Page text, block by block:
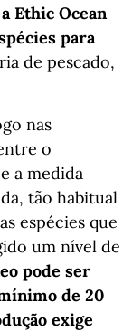
a Ethic Ocean
para
de pescado,
nas
o
a medida
tão habitual
espécies que
um nível de
pode ser
de 20
exige